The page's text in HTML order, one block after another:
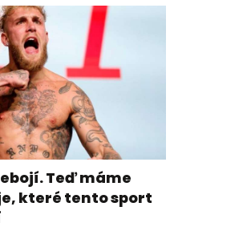
Teď máme
které tento sport